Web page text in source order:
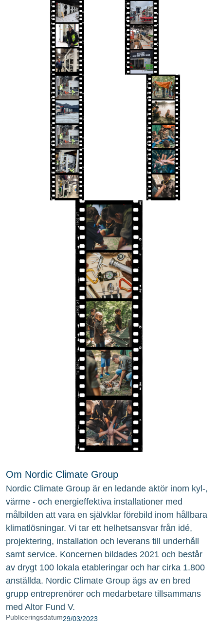
Publiceringsdatum29/03/2023
Om Nordic Climate Group
Nordic Climate Group är en ledande aktör inom kyl-,
värme - och energieffektiva installationer med
målbilden att vara en självklar förebild inom hållbara
klimatlösningar. Vi tar ett helhetsansvar från idé,
projektering, installation och leverans till underhåll
samt service. Koncernen bildades 2021 och består
av drygt 100 lokala etableringar och har cirka 1.800
anställda. Nordic Climate Group ägs av en bred
grupp entreprenörer och medarbetare tillsammans
med Altor Fund V.